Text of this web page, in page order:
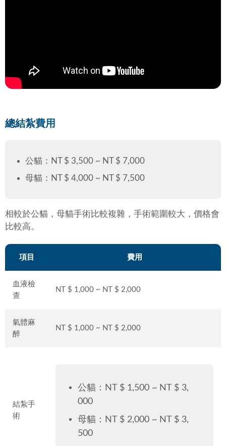
總結紮費用
公貓：NT $ 3,500 ~ NT $ 7,000
母貓：NT $ 4,000 ~ NT $ 7,500
相較於公貓，母貓手術比較複雜，手術範圍較大，價格會
比較高。
項目 費用
血液檢
查
NT $ 1,000 ~ NT $ 2,000
氣體麻
醉
NT $ 1,000 ~ NT $ 2,000
結紮手
術
公貓：NT $ 1,500 ~ NT $ 3,
000
母貓：NT $ 2,000 ~ NT $ 3,
500